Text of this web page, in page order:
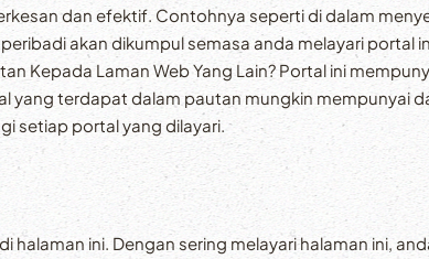
dan efektif. Contohnya seperti di dalam
akan dikumpul semasa anda melayari portal
Kepada Laman Web Yang Lain? Portal ini
yang terdapat dalam pautan mungkin mempunyai
setiap portal yang dilayari.
halaman ini. Dengan sering melayari halaman ini,